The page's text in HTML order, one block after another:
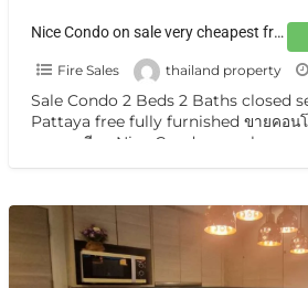
Nice Condo on sale very cheapest free fully furnished at Sattahip Pattaya Na Jomtien ขายคอนโดวิวทะเล พัทยานาจอมเทียน
Fire Sales thailand property
Sale Condo 2 Beds 2 Baths closed
Pattaya free fully furnished ขายคอน
นาจอมเทียน Nice Condo on sale